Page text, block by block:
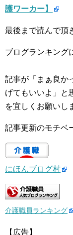
護ワーカー】
最後まで読んで頂
ブログランキング
記事が「まぁ良か
げてもいいよ」と
を宜しくお願いし
記事更新のモチベ
にほんブログ村
介護職員ランキング
【広告】